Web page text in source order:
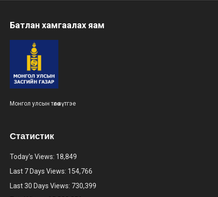
Батлан хамгаалах яам
Монгол улсын төлөө зүтгэе
Статистик
Today's Views: 18,849
Last 7 Days Views: 154,766
Last 30 Days Views: 730,399